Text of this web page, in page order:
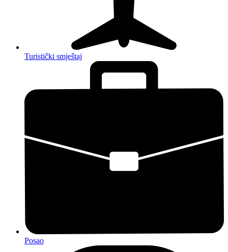
Turistički smještaj
Posao